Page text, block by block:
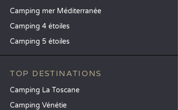
Camping mer Méditerranée
Camping 4 étoiles
Camping 5 étoiles
TOP DESTINATIONS
Camping La Toscane
Camping Vénétie